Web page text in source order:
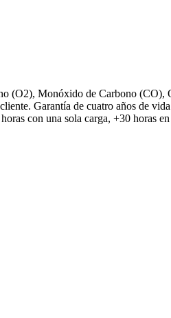
Monóxido de Carbono (CO),
Garantía de cuatro años de
con una sola carga, +30 horas